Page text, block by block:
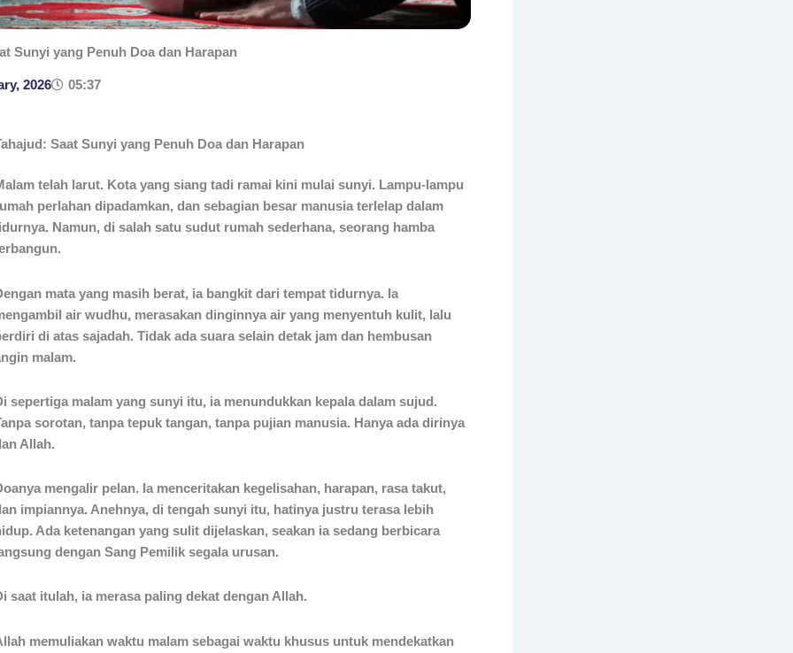
Sunyi yang Penuh Doa dan Harapan
2026 05:37
Saat Sunyi yang Penuh Doa dan Harapan
telah larut. Kota yang siang tadi ramai kini mulai sunyi. Lampu-lampu
perlahan dipadamkan, dan sebagian besar manusia terlelap dalam
Namun, di salah satu sudut rumah sederhana, seorang hamba
mata yang masih berat, ia bangkit dari tempat tidurnya. Ia
air wudhu, merasakan dinginnya air yang menyentuh kulit, lalu
di atas sajadah. Tidak ada suara selain detak jam dan hembusan
malam.
sepertiga malam yang sunyi itu, ia menundukkan kepala dalam sujud.
sorotan, tanpa tepuk tangan, tanpa pujian manusia. Hanya ada dirinya
Allah.
mengalir pelan. Ia menceritakan kegelisahan, harapan, rasa takut,
impiannya. Anehnya, di tengah sunyi itu, hatinya justru terasa lebih
Ada ketenangan yang sulit dijelaskan, seakan ia sedang berbicara
dengan Sang Pemilik segala urusan.
saat itulah, ia merasa paling dekat dengan Allah.
memuliakan waktu malam sebagai waktu khusus untuk mendekatkan